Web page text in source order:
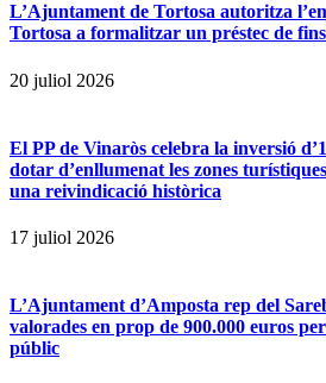
L’Ajuntament de Tortosa autoritza
Tortosa a formalitzar un préstec de
20 juliol 2026
El PP de Vinaròs celebra la inversió
dotar d’enllumenat les zones
una reivindicació històrica
17 juliol 2026
L’Ajuntament d’Amposta rep del
valorades en prop de 900.000 euros
públic